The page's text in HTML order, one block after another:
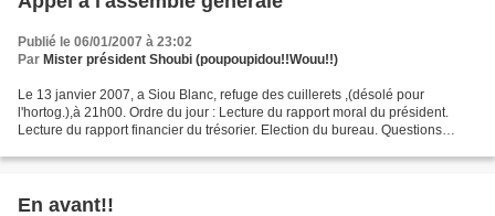
Publié le 06/01/2007 à 23:02
Par Mister président Shoubi (poupoupidou!!Wouu!!)
Le 13 janvier 2007, a Siou Blanc, refuge des cuillerets ,(désolé pour
l'hortog.),à 21h00. Ordre du jour : Lecture du rapport moral du président.
Lecture du rapport financier du trésorier. Election du bureau. Questions
En avant!!